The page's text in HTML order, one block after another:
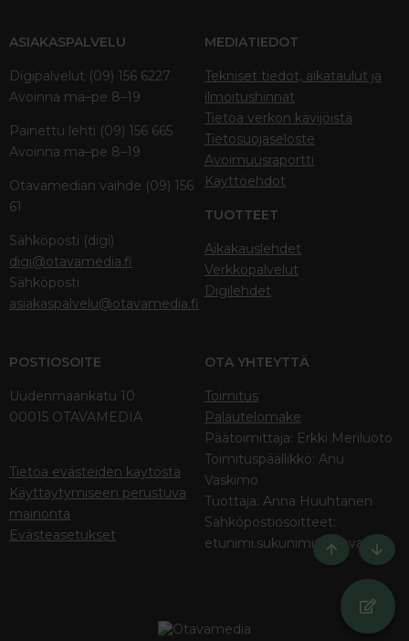
ASIAKASPALVELU
Digipalvelut (09) 156 6227
Avoinna ma–pe 8–19
Painettu lehti (09) 156 665
Avoinna ma–pe 8–19
Otavamedian vaihde (09) 156
61
Sähköposti (digi)
digi@otavamedia.fi
Sähköposti
asiakaspalvelu@otavamedia.fi
MEDIATIEDOT
Tekniset tiedot, aikataulut ja
ilmoitushinnat
Tietoa verkon kävijöistä
Tietosuojaseloste
Avoimuusraportti
Käyttöehdot
TUOTTEET
Aikakauslehdet
Verkkopalvelut
Digilehdet
POSTIOSOITE
Uudenmaankatu 10
00015 OTAVAMEDIA
Tietoa evästeiden käytöstä
Käyttäytymiseen perustuva
mainonta
Evästeasetukset
OTA YHTEYTTÄ
Toimitus
Palautelomake
Päätoimittaja: Erkki Meriluoto
Toimituspäällikkö: Anu
Vaskimo
Tuottaja: Anna Huuhtanen
Sähköpostiosoitteet:
etunimi.sukunimi@otava.fi
Ylös